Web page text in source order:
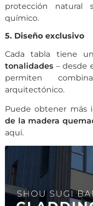
protección natural
químico.
5. Diseño exclusivo
Cada tabla tiene
tonalidades – desde
permiten
arquitectónico.
Puede obtener más
de la madera
aquí.